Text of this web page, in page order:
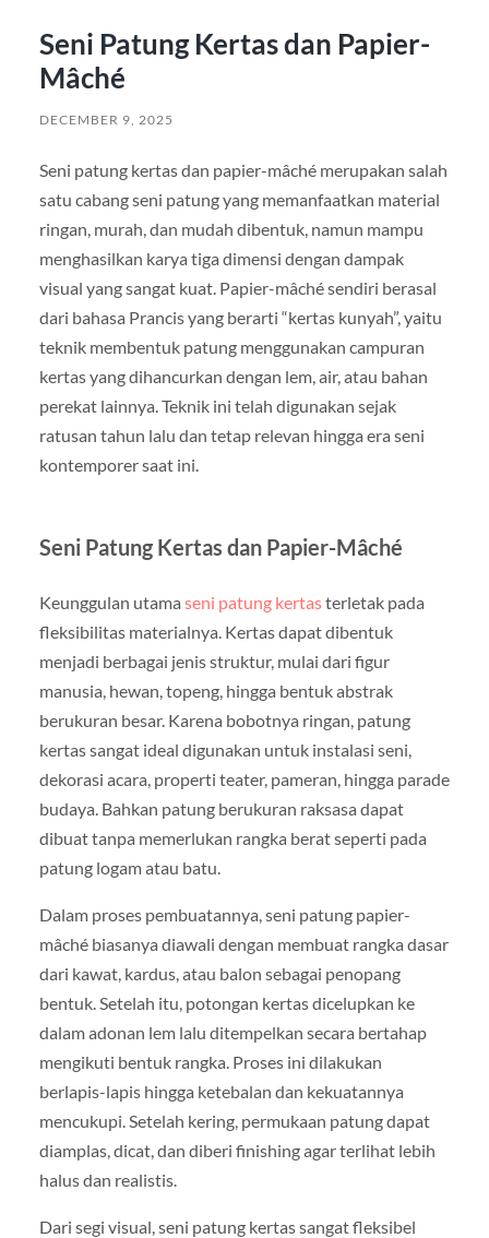
Seni Patung Kertas dan Papier-
Mâché
DECEMBER 9, 2025
Seni patung kertas dan papier-mâché merupakan salah
satu cabang seni patung yang memanfaatkan material
ringan, murah, dan mudah dibentuk, namun mampu
menghasilkan karya tiga dimensi dengan dampak
visual yang sangat kuat. Papier-mâché sendiri berasal
dari bahasa Prancis yang berarti “kertas kunyah”, yaitu
teknik membentuk patung menggunakan campuran
kertas yang dihancurkan dengan lem, air, atau bahan
perekat lainnya. Teknik ini telah digunakan sejak
ratusan tahun lalu dan tetap relevan hingga era seni
kontemporer saat ini.
Seni Patung Kertas dan Papier-Mâché
Keunggulan utama seni patung kertasterletak pada
fleksibilitas materialnya. Kertas dapat dibentuk
menjadi berbagai jenis struktur, mulai dari figur
manusia, hewan, topeng, hingga bentuk abstrak
berukuran besar. Karena bobotnya ringan, patung
kertas sangat ideal digunakan untuk instalasi seni,
dekorasi acara, properti teater, pameran, hingga parade
budaya. Bahkan patung berukuran raksasa dapat
dibuat tanpa memerlukan rangka berat seperti pada
patung logam atau batu.
Dalam proses pembuatannya, seni patung papier-
mâché biasanya diawali dengan membuat rangka dasar
dari kawat, kardus, atau balon sebagai penopang
bentuk. Setelah itu, potongan kertas dicelupkan ke
dalam adonan lem lalu ditempelkan secara bertahap
mengikuti bentuk rangka. Proses ini dilakukan
berlapis-lapis hingga ketebalan dan kekuatannya
mencukupi. Setelah kering, permukaan patung dapat
diamplas, dicat, dan diberi finishing agar terlihat lebih
halus dan realistis.
Dari segi visual, seni patung kertas sangat fleksibel